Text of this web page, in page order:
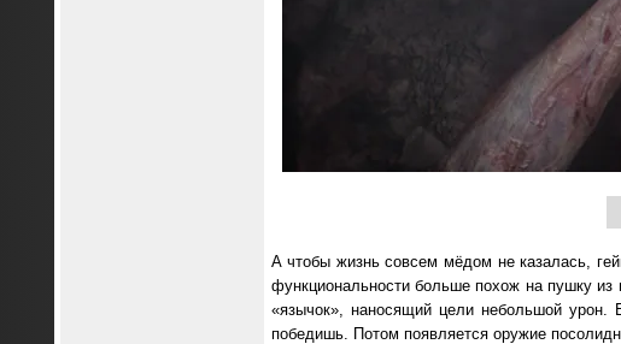
А чтобы жизнь совсем мёдом не казалась,
функциональности больше похож на пушку из
«язычок», наносящий цели небольшой урон.
победишь. Потом появляется оружие